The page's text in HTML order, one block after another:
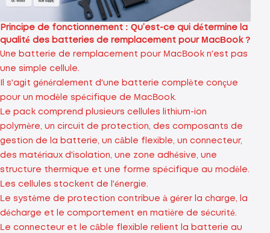
Principe de fonctionnement : Qu’est-ce qui détermine la
qualité des batteries de remplacement pour MacBook ?
Une batterie de remplacement pour MacBook n'est pas
une simple cellule.
Il s'agit généralement d'une batterie complète conçue
pour un modèle spécifique de MacBook.
Le pack comprend plusieurs cellules lithium-ion
polymère, un circuit de protection, des composants de
gestion de la batterie, un câble flexible, un connecteur,
des matériaux d'isolation, une zone adhésive, une
structure thermique et une forme spécifique au modèle.
Les cellules stockent de l'énergie.
Le système de protection contribue à gérer la charge, la
décharge et le comportement en matière de sécurité.
Le connecteur et le câble flexible relient la batterie au